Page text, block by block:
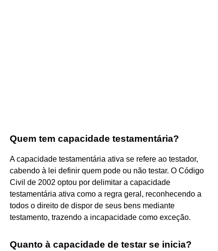
Quem tem capacidade testamentária?
A capacidade testamentária ativa se refere ao testador,
cabendo à lei definir quem pode ou não testar. O Código
Civil de 2002 optou por delimitar a capacidade
testamentária ativa como a regra geral, reconhecendo a
todos o direito de dispor de seus bens mediante
testamento, trazendo a incapacidade como exceção.
Quanto à capacidade de testar se inicia?